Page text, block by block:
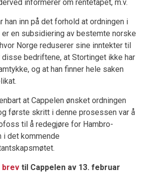
informerer om rentetapet, m.v.
han inn på det forhold at ordningen i
en subsidiering av bestemte norske
Norge reduserer sine inntekter til
bedriftene, at Stortinget ikke har
og at han finner hele saken
at Cappelen ønsket ordningen
første skritt i denne prosessen var å
til å redegjøre for Hambro-
i det kommende
brev til Cappelen av 13. februar